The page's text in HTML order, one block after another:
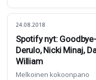
24.08.2018
Spotify nyt:
Derulo, Nicki Minaj,
William
Melkoinen kokoonpano